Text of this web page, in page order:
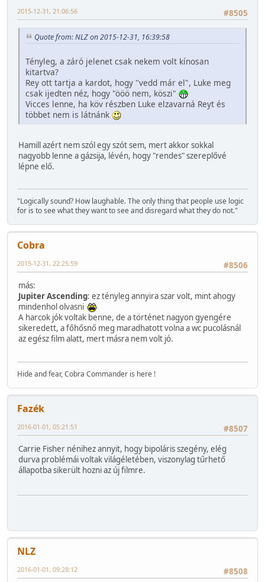
#8505
2015-12-31, 21:06:56
Quote from: NLZ on 2015-12-31, 16:39:58
Tényleg, a záró jelenet csak nekem volt kínosan
kitartva?
Rey ott tartja a kardot, hogy "vedd már el", Luke meg
csak ijedten néz, hogy "ööö nem, köszi"
Vicces lenne, ha köv részben Luke elzavarná Reyt és
többet nem is látnánk
Hamill azért nem szól egy szót sem, mert akkor sokkal
nagyobb lenne a gázsija, lévén, hogy "rendes" szereplővé
lépne elő.
"Logically sound? How laughable. The only thing that people use logic
for is to see what they want to see and disregard what they do not."
Cobra
#8506
2015-12-31, 22:25:59
más:
Jupiter Ascending: ez tényleg annyira szar volt, mint ahogy
mindenhol olvasni
A harcok jók voltak benne, de a történet nagyon gyengére
sikeredett, a főhősnő meg maradhatott volna a wc pucolásnál
az egész film alatt, mert másra nem volt jó.
Hide and fear, Cobra Commander is here !
Fazék
#8507
2016-01-01, 05:21:51
Carrie Fisher nénihez annyit, hogy bipoláris szegény, elég
durva problémái voltak világéletében, viszonylag tűrhető
állapotba sikerült hozni az új filmre.
NLZ
#8508
2016-01-01, 09:28:12